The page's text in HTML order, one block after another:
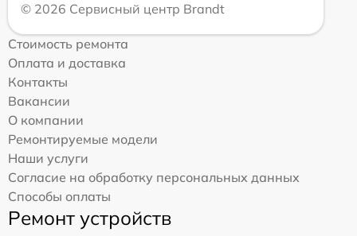
© 2026 Сервисный центр Brandt
Стоимость ремонта
Оплата и доставка
Контакты
Вакансии
О компании
Ремонтируемые модели
Наши услуги
Согласие на обработку персональных данных
Способы оплаты
Ремонт устройств